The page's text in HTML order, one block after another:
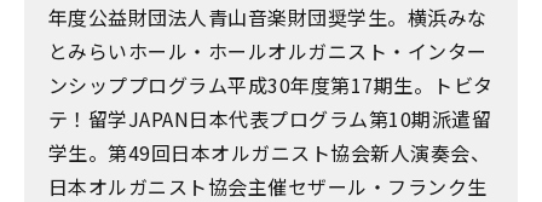
年度公益財団法人青山音楽財団奨学生。横浜みな
とみらいホール・ホールオルガニスト・インター
ンシッププログラム平成30年度第17期生。トビタ
テ！留学JAPAN日本代表プログラム第10期派遣留
学生。第49回日本オルガニスト協会新人演奏会、
日本オルガニスト協会主催セザール・フランク生